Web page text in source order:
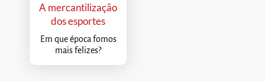
A mercantilização
dos esportes
Em que época fomos
mais felizes?